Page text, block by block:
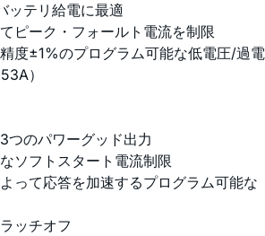
ッテリ給電に最適
ピーク・フォールト電流を制限
度±1%のプログラム可能な低電圧/過電
）
つのパワーグッド出力
ソフトスタート電流制限
って応答を加速するプログラム可能な
ッチオフ